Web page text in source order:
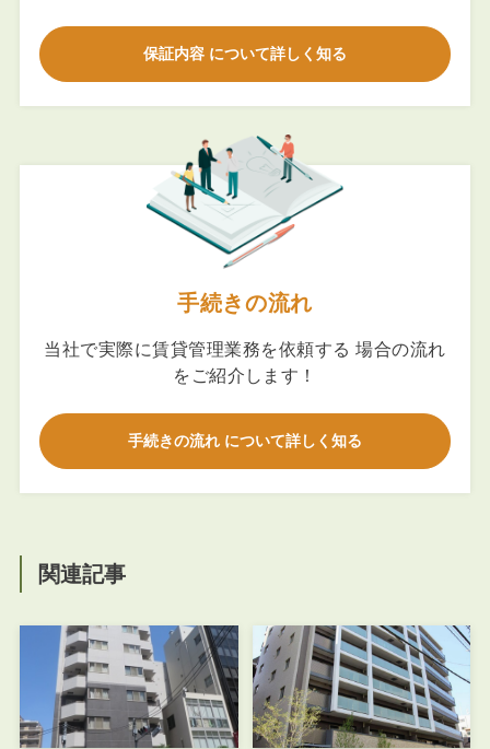
保証内容 について詳しく知る
手続きの流れ
当社で実際に賃貸管理業務を依頼する 場合の流れ
をご紹介します！
手続きの流れ について詳しく知る
関連記事